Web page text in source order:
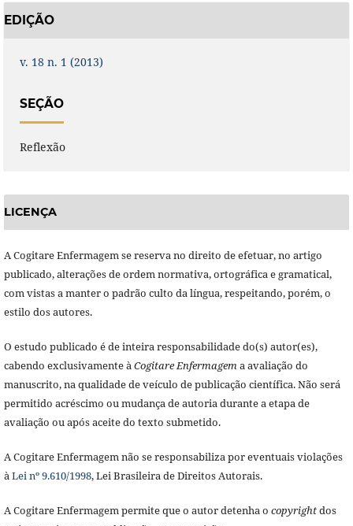
EDIÇÃO
v. 18 n. 1 (2013)
SEÇÃO
Reflexão
LICENÇA
A Cogitare Enfermagem se reserva no direito de efetuar, no artigo
publicado, alterações de ordem normativa, ortográfica e gramatical,
com vistas a manter o padrão culto da língua, respeitando, porém, o
estilo dos autores.
O estudo publicado é de inteira responsabilidade do(s) autor(es),
cabendo exclusivamente àCogitare Enfermagema avaliação do
manuscrito, na qualidade de veículo de publicação científica. Não será
permitido acréscimo ou mudança de autoria durante a etapa de
avaliação ou após aceite do texto submetido.
A Cogitare Enfermagem não se responsabiliza por eventuais violações
àLei nº 9.610/1998, Lei Brasileira de Direitos Autorais.
A Cogitare Enfermagem permite que o autor detenha o copyrightdos